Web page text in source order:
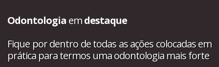
Odontologia emdestaque
Fique por dentro de todas as ações colocadas em
prática para termos uma odontologia mais forte